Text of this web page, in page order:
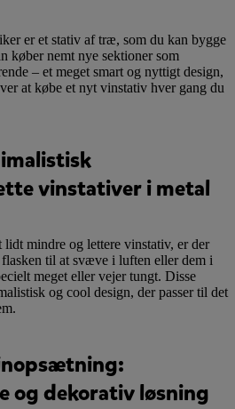
er et stativ af træ, som du kan bygge
køber nemt nye sektioner som
– et meget smart og nyttigt design,
at købe et nyt vinstativ hver gang du
vinstativer i metal
lidt mindre og lettere vinstativ, er der
til at svæve i luften eller dem i
meget eller vejer tungt. Disse
og cool design, der passer til det
og dekorativ løsning